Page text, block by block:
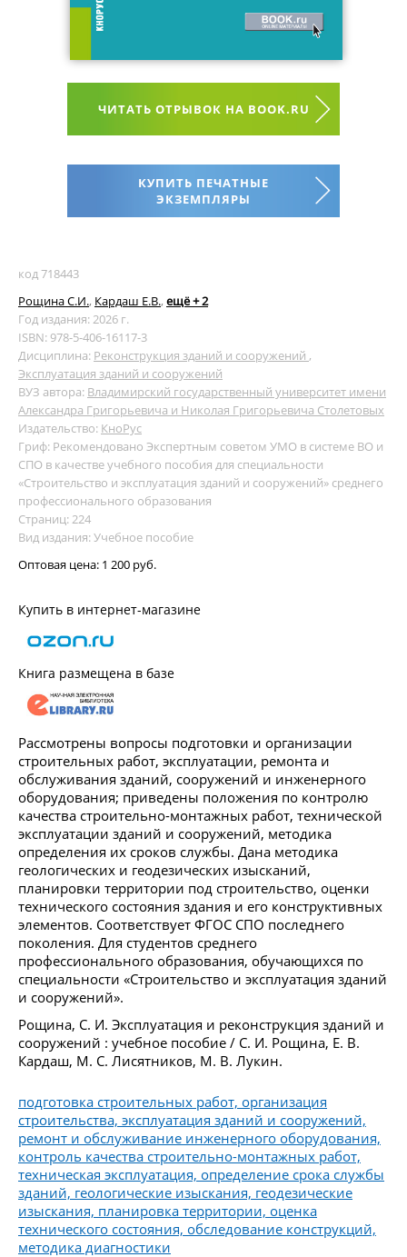
ЧИТАТЬ ОТРЫВОК НА BOOK.RU
КУПИТЬ ПЕЧАТНЫЕ
ЭКЗЕМПЛЯРЫ
код 718443
Рощина С.И., Кардаш Е.В., ещё + 2
Год издания: 2026 г.
ISBN: 978-5-406-16117-3
Дисциплина: Реконструкция зданий и сооружений ,
Эксплуатация зданий и сооружений
ВУЗ автора: Владимирский государственный университет имени
Александра Григорьевича и Николая Григорьевича Столетовых
Издательство: КноРус
Гриф: Рекомендовано Экспертным советом УМО в системе ВО и
СПО в качестве учебного пособия для специальности
«Строительство и эксплуатация зданий и сооружений» среднего
профессионального образования
Страниц: 224
Вид издания: Учебное пособие
Оптовая цена: 1 200 руб.
Купить в интернет-магазине
Книга размещена в базе
Рассмотрены вопросы подготовки и организации
строительных работ, эксплуатации, ремонта и
обслуживания зданий, сооружений и инженерного
оборудования; приведены положения по контролю
качества строительно-монтажных работ, технической
эксплуатации зданий и сооружений, методика
определения их сроков службы. Дана методика
геологических и геодезических изысканий,
планировки территории под строительство, оценки
технического состояния здания и его конструктивных
элементов. Соответствует ФГОС СПО последнего
поколения. Для студентов среднего
профессионального образования, обучающихся по
специальности «Строительство и эксплуатация зданий
и сооружений».
Рощина, С. И. Эксплуатация и реконструкция зданий и
сооружений : учебное пособие / С. И. Рощина, Е. В.
Кардаш, М. С. Лисятников, М. В. Лукин.
подготовка строительных работ, организация
строительства, эксплуатация зданий и сооружений,
ремонт и обслуживание инженерного оборудования,
контроль качества строительно-монтажных работ,
техническая эксплуатация, определение срока службы
зданий, геологические изыскания, геодезические
изыскания, планировка территории, оценка
технического состояния, обследование конструкций,
методика диагностики